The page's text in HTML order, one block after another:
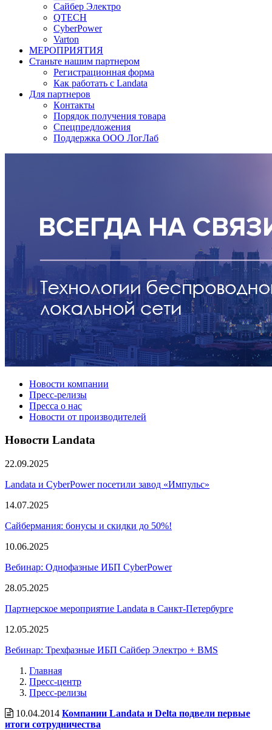
Сайбер Электро
QTECH
CyberPower
Varton
МЕРОПРИЯТИЯ
Станьте нашим партнером
Регистрационная форма
Как работать с Landata
Для партнеров
Кoнтaкты
Порядок получения товара
Спецпредложения
Поддержка ООО ЛогЛаб
Новости компании
Пресс-релизы
Пресса о нас
Новости от производителей
Новости Landata
22.09.2025
Landata и CyberPower посетили завод «Импульс»
14.07.2025
Сайбермания: бонусы и скидки до 50%!
10.06.2025
Вебинар: Однофазные ИБП CyberPower
28.05.2025
Партнерское мероприятие Landata в Санкт-Петербурге
12.05.2025
Вебинар: Трехфазные ИБП Сайбер Электро + BMS
Главная
Пресс-центр
Пресс-релизы
10.04.2014 Компании Landata и Delta подвели первые
итоги сотрудничества